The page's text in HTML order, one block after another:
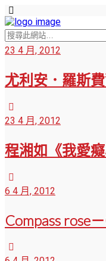
23 4 月, 2012
尤利安．羅斯
23 4 月, 2012
程湘如《我愛癡
6 4 月, 2012
Compass rose